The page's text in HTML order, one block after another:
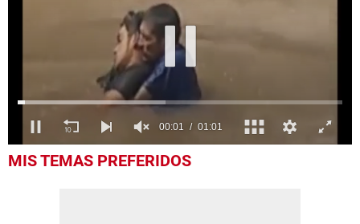
seconds
MIS TEMAS PREFERIDOS